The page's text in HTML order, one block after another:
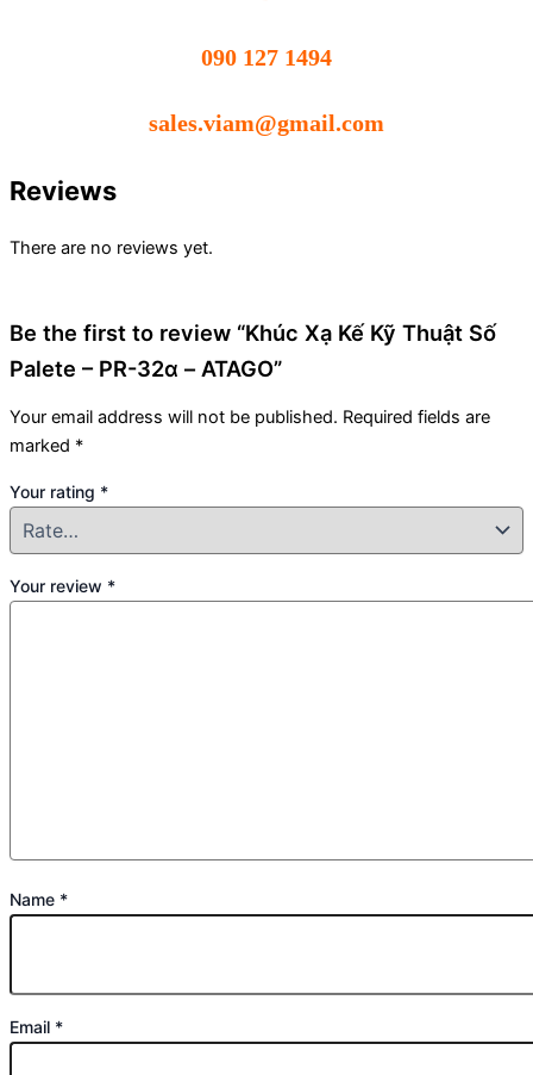
090 127 1494
sales.viam@gmail.com
Reviews
There are no reviews yet.
Be the first to review “Khúc Xạ Kế Kỹ Thuật Số
Palete – PR-32α – ATAGO”
Your email address will not be published. Required fields are
marked *
Your rating *
Your review *
Name *
Email *